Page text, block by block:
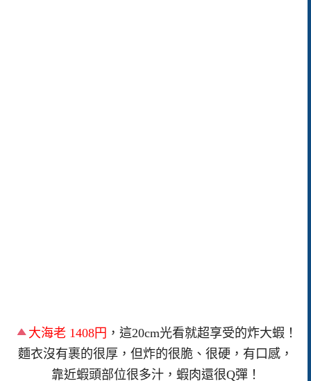
大海老 1408円 ，這20cm光看就超享受的炸大蝦！
麵衣沒有裹的很厚，但炸的很脆、很硬，有口感，
靠近蝦頭部位很多汁，蝦肉還很Q彈！